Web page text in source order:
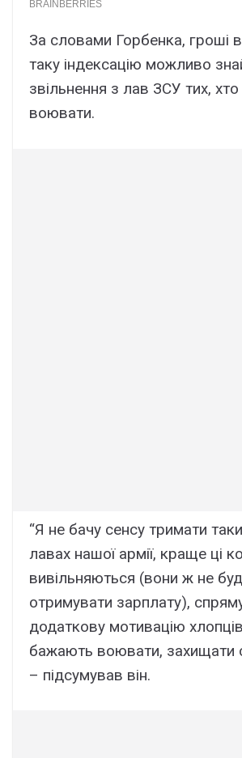
За словами Горбенка, гроші
таку індексацію можливо
звільнення з лав ЗСУ тих,
воювати.
“Я не бачу сенсу тримати
лавах нашої армії, краще ці
вивільняються (вони ж не
отримувати зарплату),
додаткову мотивацію
бажають воювати, захищати
– підсумував він.